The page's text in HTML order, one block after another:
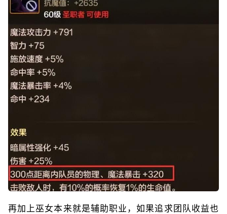
再加上巫女本来就是辅助职业，如果追求团队收益也